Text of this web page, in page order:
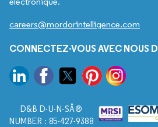
careers@mordorintelligence.com
CONNECTEZ-VOUS AVEC NOUS
D&B D-U-N-SÂ®
NUMBER : 85-427-9388